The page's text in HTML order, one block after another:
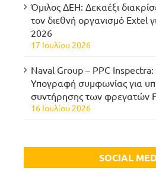
Όμιλος ΔΕΗ: Δεκαέξι
τον διεθνή οργανισμό Extel
2026
17 Ιουλίου 2026
Naval Group – PPC Inspectra:
Υπογραφή συμφωνίας για
συντήρησης των φρεγατών
16 Ιουλίου 2026
SOCIAL